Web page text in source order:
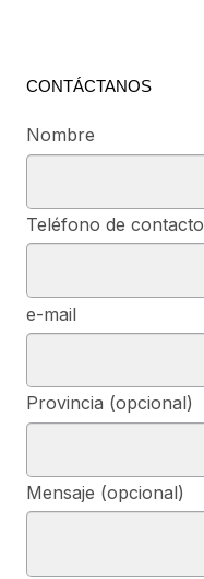
CONTÁCTANOS
Nombre
Teléfono de contacto
e-mail
Provincia (opcional)
Mensaje (opcional)